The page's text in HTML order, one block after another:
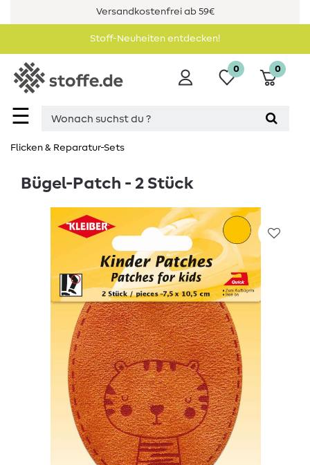
Versandkostenfrei ab 59€
Stoff-Neuheiten entdecken!
☰
0 0
Flicken & Reparatur-Sets
Bügel-Patch - 2 Stück